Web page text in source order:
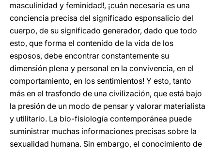
masculinidad y feminidad!, ¡cuán necesaria es una
conciencia precisa del significado esponsalicio del
cuerpo, de su significado generador, dado que todo
esto, que forma el contenido de la vida de los
esposos, debe encontrar constantemente su
dimensión plena y personal en la convivencia, en el
comportamiento, en los sentimientos! Y esto, tanto
más en el trasfondo de una civilización, que está bajo
la presión de un modo de pensar y valorar materialista
y utilitario. La bio-fisiología contemporánea puede
suministrar muchas informaciones precisas sobre la
sexualidad humana. Sin embargo, el conocimiento de